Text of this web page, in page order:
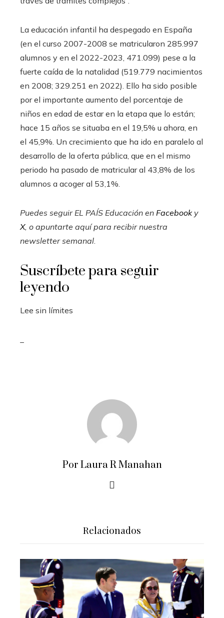
La educación infantil ha despegado en España
(en el curso 2007-2008 se matricularon 285.997
alumnos y en el 2022-2023, 471.099) pese a la
fuerte caída de la natalidad (519.779 nacimientos
en 2008; 329.251 en 2022). Ello ha sido posible
por el importante aumento del porcentaje de
niños en edad de estar en la etapa que lo están;
hace 15 años se situaba en el 19,5% u ahora, en
el 45,9%. Un crecimiento que ha ido en paralelo al
desarrollo de la oferta pública, que en el mismo
periodo ha pasado de matricular al 43,8% de los
alumnos a acoger al 53,1%.
Puedes seguir EL PAÍS Educación en Facebooky
X, o apuntarte aquí para recibirnuestra
newsletter semanal.
Suscríbete para seguir
leyendo
Lee sin límites
Por Laura R Manahan
Relacionados